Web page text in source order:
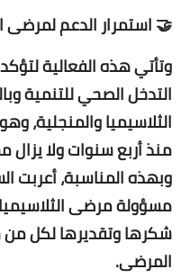
🤝 استمرار الدعم لمرضى
وتأتي هذه الفعالية
التدخل الصحي للتنمية
الثلاسيميا والمنجلية،
منذ أربع سنوات ولا يزال
وبهذه المناسبة،
مسؤولة مرضى
شكرها وتقديرها لكل
المرضى.